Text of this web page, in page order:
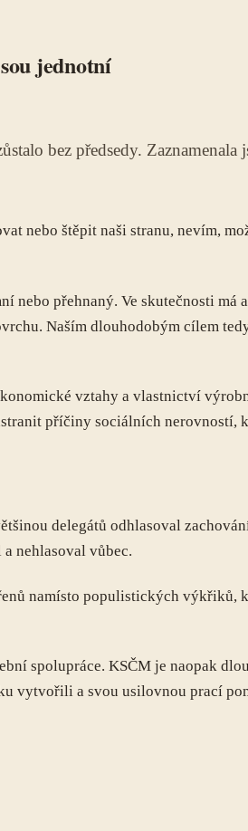
jednotní
bez předsedy. Zaznamenala
nebo štěpit naši stranu, nevím,
nebo přehnaný. Ve skutečnosti
Naším dlouhodobým cílem
vztahy a vlastnictví
příčiny sociálních nerovností,
delegátů odhlasoval
nehlasoval vůbec.
namísto populistických
spolupráce. KSČM je naopak
vytvořili a svou usilovnou prací